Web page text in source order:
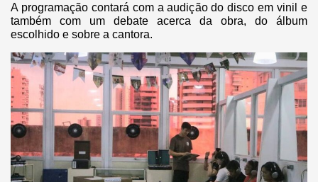
A programação contará com a audição do disco em vinil e
também com um debate acerca da obra, do álbum
escolhido e sobre a cantora.